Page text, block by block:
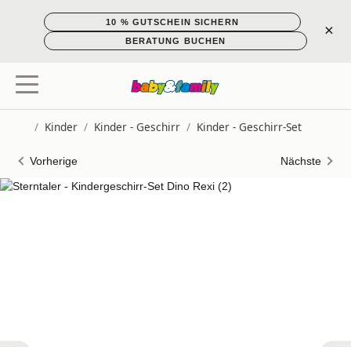
10 % GUTSCHEIN SICHERN
BERATUNG BUCHEN
×
/ Kinder / Kinder - Geschirr / Kinder - Geschirr-Set
Vorherige Nächste